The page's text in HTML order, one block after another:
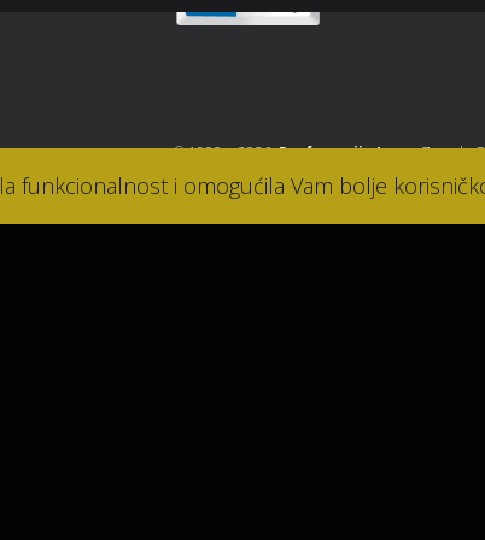
© 1990. - 2026.Parfumerija Lana, Zagreb.
funkcionalnost i omogućila Vam bolje